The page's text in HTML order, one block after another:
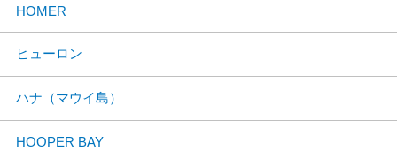
HOMER
ヒューロン
ハナ（マウイ島）
HOOPER BAY